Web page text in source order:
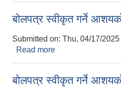
बोलपत्र स्वीकृत गर्ने
Submitted on: Thu, 04/17/
Read more
बोलपत्र स्वीकृत गर्ने